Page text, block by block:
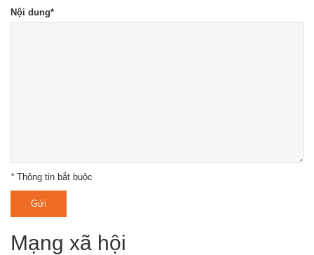
Nội dung*
* Thông tin bắt buộc
Gửi
Mạng xã hội